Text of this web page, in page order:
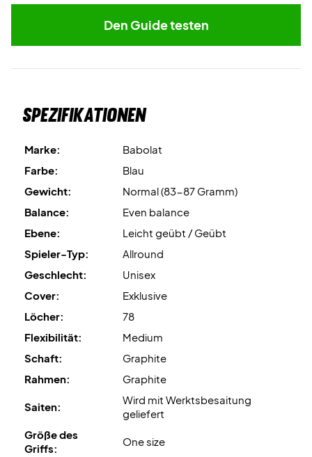
Babolat Satelite Rise noch heute!
Expertentipp: Wir empfehlen eine Besaitung mit Ashaway
Farbe: Schwarz und Blau.
Den Guide testen
Spezifikationen
Marke:
Babolat
Farbe:
Blau
Gewicht:
Normal (83-87 Gramm)
Balance:
Even balance
Ebene:
Leicht geübt / Geübt
Spieler-Typ:
Allround
Geschlecht:
Unisex
Cover:
Exklusive
Löcher:
78
Flexibilität:
Medium
Schaft:
Graphite
Rahmen:
Graphite
Saiten:
Wird mit Werktsbesaitung
geliefert
Größe des
Griffs:
One size